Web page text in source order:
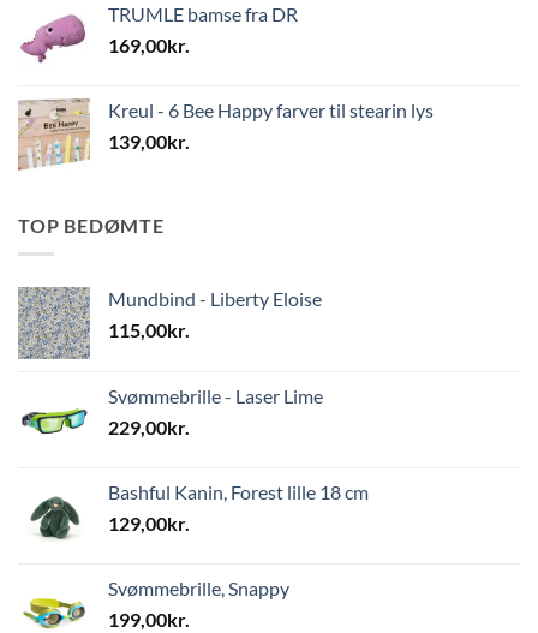
TRUMLE bamse fra DR
169,00kr.
Kreul - 6 Bee Happy farver til stearin lys
139,00kr.
TOP BEDØMTE
Mundbind - Liberty Eloise
115,00kr.
Svømmebrille - Laser Lime
229,00kr.
Bashful Kanin, Forest lille 18 cm
129,00kr.
Svømmebrille, Snappy
199,00kr.